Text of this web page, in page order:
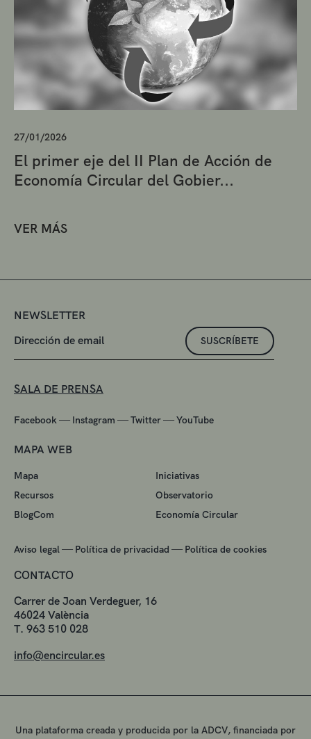
27/01/2026
El primer eje del II Plan de Acción de
Economía Circular del Gobier...
VER MÁS
NEWSLETTER
SUSCRÍBETE
SALA DE PRENSA
Facebook — Instagram —Twitter—YouTube
MAPA WEB
Mapa
Iniciativas
Recursos
Observatorio
BlogCom
Economía Circular
Aviso legal — Política de privacidad — Política de cookies
CONTACTO
Carrer de Joan Verdeguer, 16
46024 València
T. 963 510 028
info@encircular.es
Una plataforma creada y producida por la ADCV, financiada por